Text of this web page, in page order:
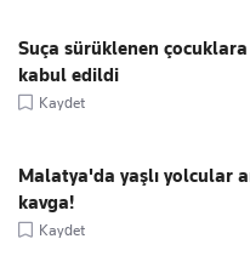
Suça sürüklenen
kabul edildi
Kaydet
Malatya'da yaşlı yolcular
kavga!
Kaydet